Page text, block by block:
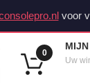
voor
0
Uw